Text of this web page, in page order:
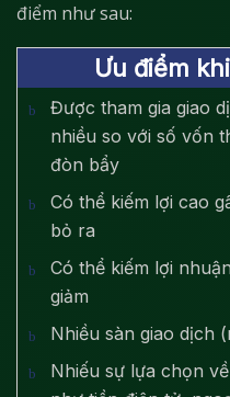
điểm như sau:
Ưu điểm
Được tham gia giao
nhiều so với số vốn
đòn bẩy
Có thể kiếm lợi cao
bỏ ra
Có thể kiếm lợi
giảm
Nhiều sàn giao dịch
Nhiếu sự lựa chọn